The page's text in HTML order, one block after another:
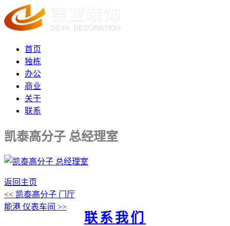
首页
独栋
办公
商业
关于
联系
凯泰高分子 总经理室
返回主页
<< 凯泰高分子 门厅
能港 仪表车间 >>
联系我们